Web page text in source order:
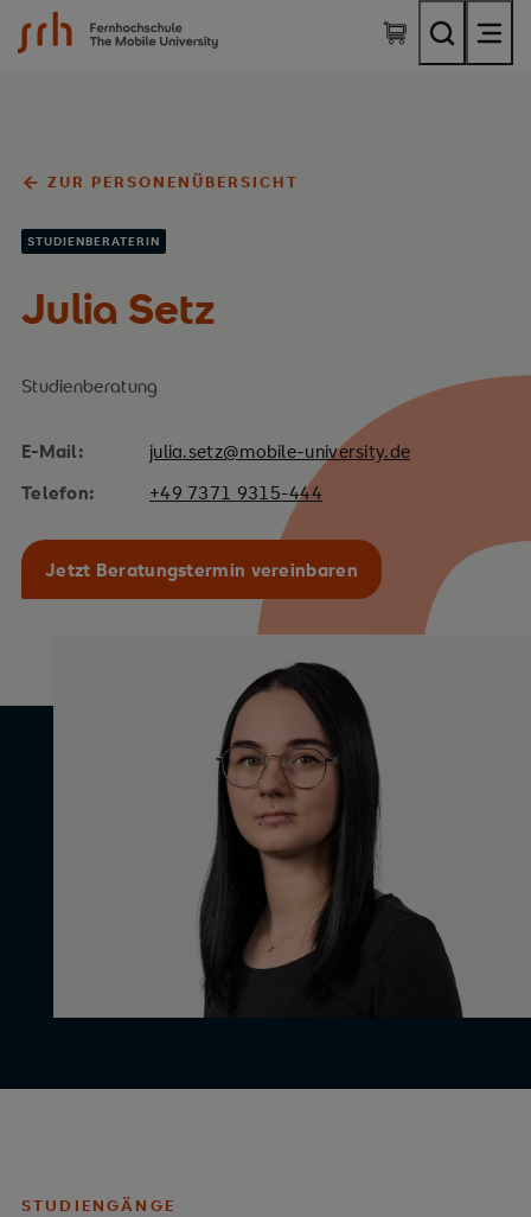
SRH Fernhochschule - The Mobile University
ZUR PERSONENÜBERSICHT
STUDIENBERATERIN
Julia Setz
Studienberatung
E-Mail:
julia.setz@mobile-university.de
Telefon:
+49 7371 9315-444
Jetzt Beratungstermin vereinbaren
STUDIENGÄNGE